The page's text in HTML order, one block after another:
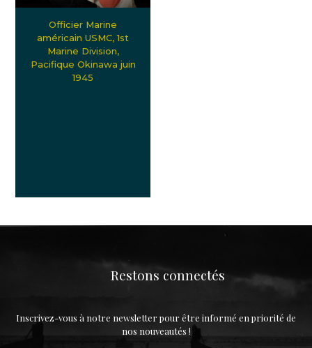
Officier Marine
américain USMC, 1st
Marine Division,
Pacifique Okinawa juin
1945
Restons connectés
Inscrivez-vous à notre newsletter pour être informé en priorité de
nos nouveautés !